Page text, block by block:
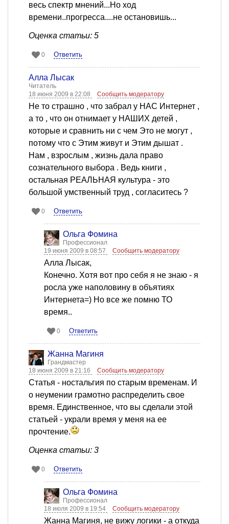
весь спектр мнений...Но ход
времени..прогресса....не остановишь...
Оценка статьи: 5
0 Ответить
Алла Лысак
Читатель
18 июня 2009 в 22:08
Сообщить модератору
Не то страшно , что забрал у НАС Интернет ,
а то , что он отнимает у НАШИХ детей ,
которые и сравнить ни с чем Это не могут ,
потому что с Этим живут и Этим дышат .
Нам , взрослым , жизнь дала право
сознательного выбора . Ведь книги ,
остальная РЕАЛЬНАЯ культура - это
большой умственный труд , согласитесь ?
0 Ответить
Ольга Фомина
Профессионал
19 июня 2009 в 08:57
Сообщить модератору
Алла Лысак,
Конечно. Хотя вот про себя я не знаю - я
росла уже наполовину в объятиях
Интернета=) Но все же помню ТО
время..
0 Ответить
Жанна Магиня
Грандмастер
18 июня 2009 в 21:16
Сообщить модератору
Статья - ностальгия по старым временам. И
о неумении грамотно распределить свое
время. Единственное, что вы сделали этой
статьей - украли время у меня на ее
прочтение.
Оценка статьи: 3
0 Ответить
Ольга Фомина
Профессионал
18 июля 2009 в 19:54
Сообщить модератору
Жанна Магиня, не вижу логики - а откуда